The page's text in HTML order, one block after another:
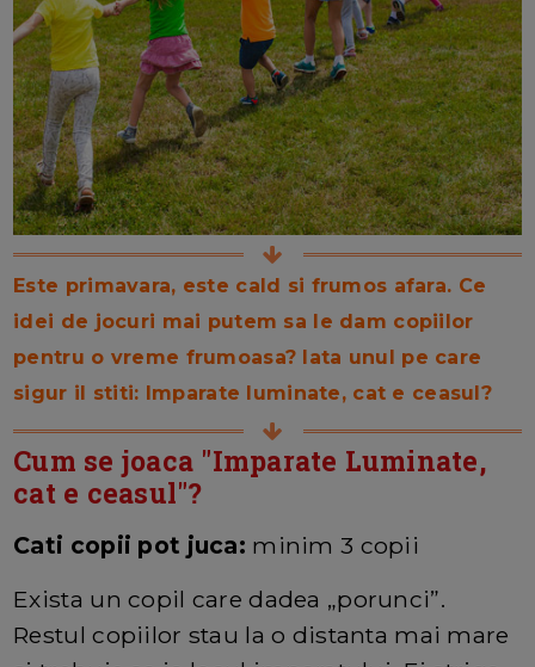
Este primavara, este cald si frumos afara. Ce
idei de jocuri mai putem sa le dam copiilor
pentru o vreme frumoasa? Iata unul pe care
sigur il stiti: Imparate luminate, cat e ceasul?
Cum se joaca "Imparate Luminate,
cat e ceasul"?
Cati copii pot juca: minim 3 copii
Exista un copil care dadea „porunci”.
Restul copiilor stau la o distanta mai mare